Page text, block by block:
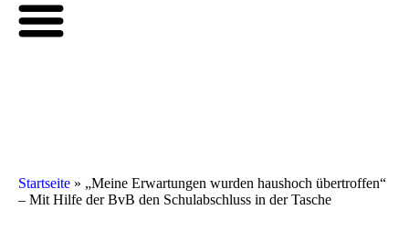
Startseite » „Meine Erwartungen wurden haushoch übertroffen“
– Mit Hilfe der BvB den Schulabschluss in der Tasche